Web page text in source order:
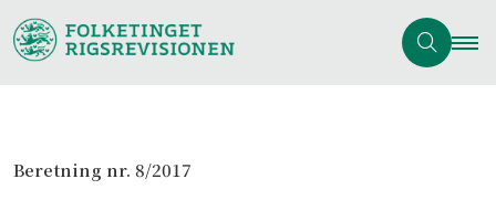
Beretning nr. 8/2017